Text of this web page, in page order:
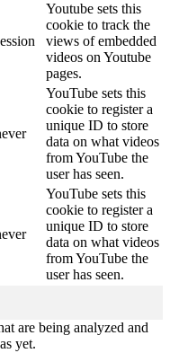
Youtube sets this
cookie to track the
views of embedded
videos on Youtube
pages.
YouTube sets this
cookie to register a
unique ID to store
data on what videos
from YouTube the
user has seen.
YouTube sets this
cookie to register a
unique ID to store
data on what videos
from YouTube the
user has seen.
are being analyzed and
yet.